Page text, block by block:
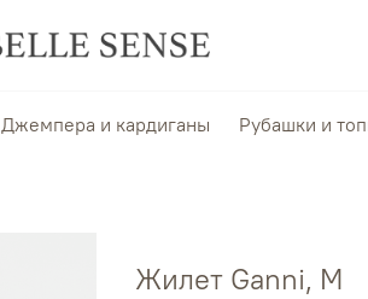
Джемпера и кардиганы Рубашки и
Жилет Ganni, М